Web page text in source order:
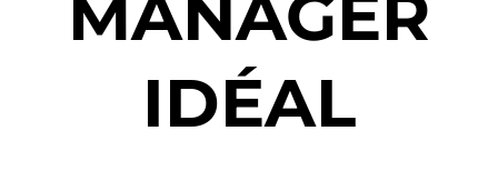
IDÉAL